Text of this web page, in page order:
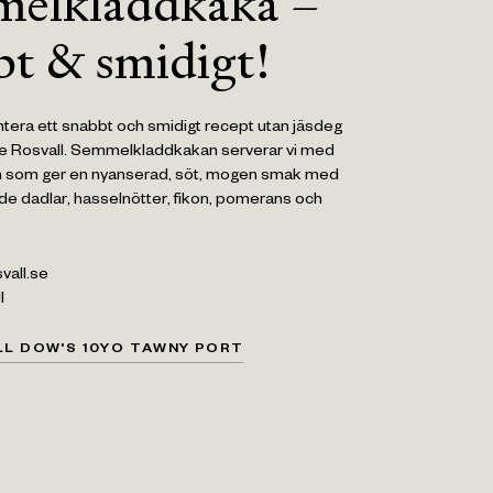
värld!
ditt kostnadsfria medlemskap
vår
DIG NU
& smidigt!
ett snabbt och smidigt recept utan jäsdeg
Rosvall. Semmelkladdkakan serverar vi med
som ger en nyanserad, söt, mogen smak med
dadlar, hasselnötter, fikon, pomerans och
DOW'S 10YO TAWNY PORT